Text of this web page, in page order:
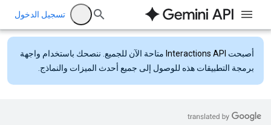
تسجيل الدخول
أصبحت Interactions API متاحة الآن للجميع. ننصحك باستخدام واجهة
برمجة التطبيقات هذه للوصول إلى جميع أحدث الميزات والنماذج.